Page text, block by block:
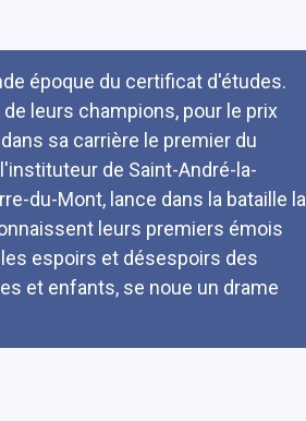
époque du certificat d'études.
leurs champions, pour le prix
sa carrière le premier du
de Saint-André-la-
du-Mont, lance dans la bataille la
leurs premiers émois
espoirs et désespoirs des
et enfants, se noue un drame